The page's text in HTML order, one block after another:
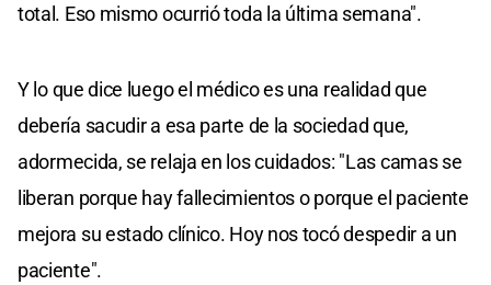
total. Eso mismo ocurrió toda la última semana".
Y lo que dice luego el médico es una realidad que
debería sacudir a esa parte de la sociedad que,
adormecida, se relaja en los cuidados: "Las camas se
liberan porque hay fallecimientos o porque el paciente
mejora su estado clínico. Hoy nos tocó despedir a un
paciente".